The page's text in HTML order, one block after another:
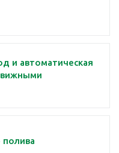
и автоматическая
полива